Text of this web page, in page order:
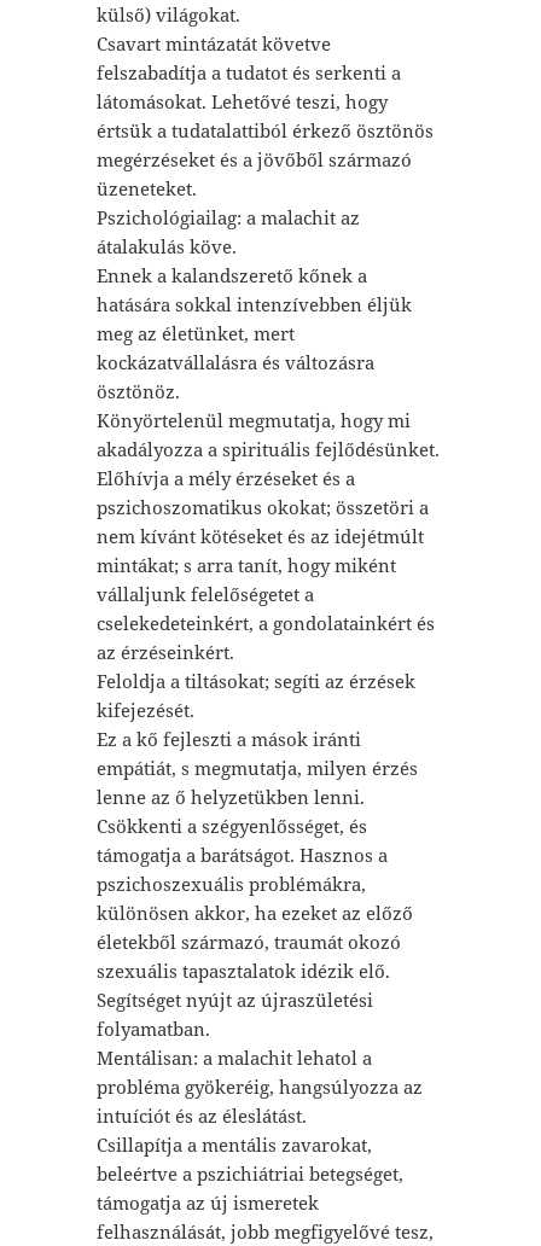
külső) világokat.
Csavart mintázatát követve
felszabadítja a tudatot és serkenti a
látomásokat. Lehetővé teszi, hogy
értsük a tudatalattiból érkező ösztönös
megérzéseket és a jövőből származó
üzeneteket.
Pszichológiailag: a malachit az
átalakulás köve.
Ennek a kalandszerető kőnek a
hatására sokkal intenzívebben éljük
meg az életünket, mert
kockázatvállalásra és változásra
ösztönöz.
Könyörtelenül megmutatja, hogy mi
akadályozza a spirituális fejlődésünket.
Előhívja a mély érzéseket és a
pszichoszomatikus okokat; összetöri a
nem kívánt kötéseket és az idejétmúlt
mintákat; s arra tanít, hogy miként
vállaljunk felelőségetet a
cselekedeteinkért, a gondolatainkért és
az érzéseinkért.
Feloldja a tiltásokat; segíti az érzések
kifejezését.
Ez a kő fejleszti a mások iránti
empátiát, s megmutatja, milyen érzés
lenne az ő helyzetükben lenni.
Csökkenti a szégyenlősséget, és
támogatja a barátságot. Hasznos a
pszichoszexuális problémákra,
különösen akkor, ha ezeket az előző
életekből származó, traumát okozó
szexuális tapasztalatok idézik elő.
Segítséget nyújt az újraszületési
folyamatban.
Mentálisan: a malachit lehatol a
probléma gyökeréig, hangsúlyozza az
intuíciót és az éleslátást.
Csillapítja a mentális zavarokat,
beleértve a pszichiátriai betegséget,
támogatja az új ismeretek
felhasználását, jobb megfigyelővé tesz,